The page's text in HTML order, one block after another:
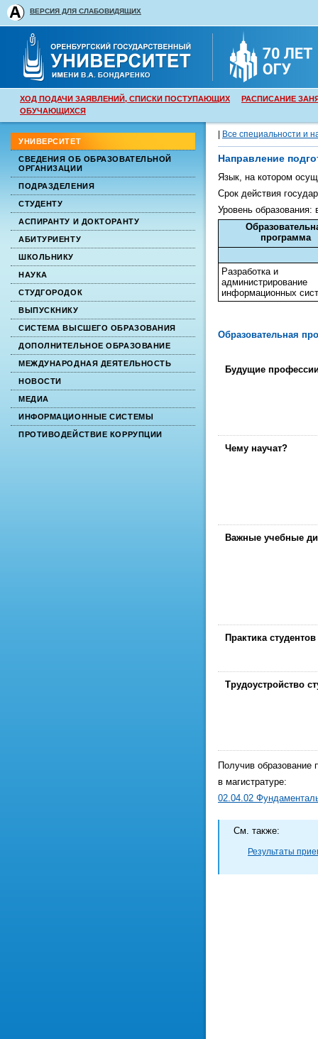
ВЕРСИЯ ДЛЯ СЛАБОВИДЯЩИХ
ХОД ПОДАЧИ ЗАЯВЛЕНИЙ, СПИСКИ ПОСТУПАЮЩИХ
РАСПИСАНИЕ
ОБУЧАЮЩИХСЯ
УНИВЕРСИТЕТ
СВЕДЕНИЯ ОБ ОБРАЗОВАТЕЛЬНОЙ
ОРГАНИЗАЦИИ
ПОДРАЗДЕЛЕНИЯ
СТУДЕНТУ
АСПИРАНТУ И ДОКТОРАНТУ
АБИТУРИЕНТУ
ШКОЛЬНИКУ
НАУКА
СТУДГОРОДОК
ВЫПУСКНИКУ
СИСТЕМА ВЫСШЕГО ОБРАЗОВАНИЯ
ДОПОЛНИТЕЛЬНОЕ ОБРАЗОВАНИЕ
МЕЖДУНАРОДНАЯ ДЕЯТЕЛЬНОСТЬ
НОВОСТИ
МЕДИА
ИНФОРМАЦИОННЫЕ СИСТЕМЫ
ПРОТИВОДЕЙСТВИЕ КОРРУПЦИИ
Все специальности и
Направление
Язык, на котором
Срок действия
Уровень образования:
программа
Разработка и
администрирование
информационных
Образовательная
Будущие
Чему научат?
Важные учебные
Практика студентов
Трудоустройство
Получив образование
в магистратуре:
02.04.02
Cм. также:
Результаты